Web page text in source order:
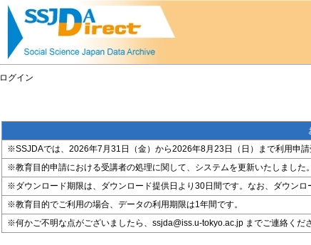
ログイン
※SSJDAでは、2026年7月31日（金）から2026年8月23日（日）まで利用申
※教育目的申請における受講者の処理に関して、システムを更新いたしました
※ダウンロード期限は、ダウンロード提供日より30日間です。なお、ダウンロ
※教育目的でご利用の場合、データの利用期限は1年間です。
※何かご不明な点がございましたら、ssjda@iss.u-tokyo.ac.jp までご連絡くださ